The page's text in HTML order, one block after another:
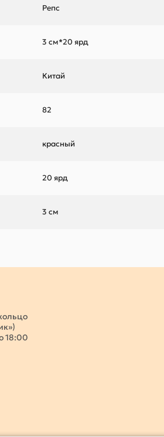
Репс
3 см*20 ярд
Китай
82
красный
20 ярд
3 см
18:00